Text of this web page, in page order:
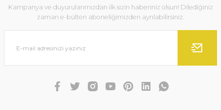
Kampanya ve duyurularımızdan ilk sizin haberiniz olsun! Dilediğiniz
zaman e-bülten aboneliğimizden ayrılabilirsiniz.